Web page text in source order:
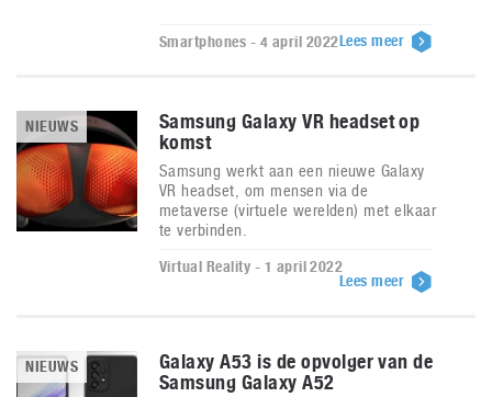
Smartphones - 4 april 2022Lees meer
NIEUWS
Samsung Galaxy VR headset op
komst
Samsung werkt aan een nieuwe Galaxy
VR headset, om mensen via de
metaverse (virtuele werelden) met elkaar
te verbinden.
Virtual Reality - 1 april 2022
Lees meer
NIEUWS
Galaxy A53 is de opvolger van de
Samsung Galaxy A52